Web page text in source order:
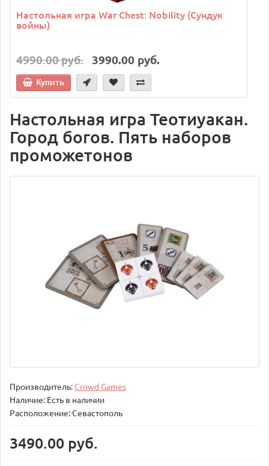
Настольная игра War Chest: Nobility (Сундук
войны)
4990.00 руб. 3990.00 руб.
Купить
Настольная игра Теотиуакан.
Город богов. Пять наборов
проможетонов
Производитель: Crowd Games
Наличие: Есть в наличии
Расположение: Севастополь
3490.00 руб.